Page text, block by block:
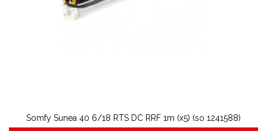
Somfy Sunea 40 6/18 RTS DC RRF 1m (x5) (so 1241588)